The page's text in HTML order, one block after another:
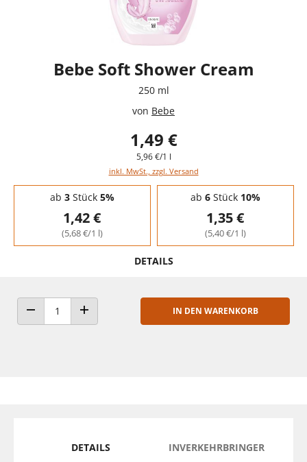
Bebe Soft Shower Cream
250 ml
von Bebe
1,49 €
5,96 €/1 l
inkl. MwSt., zzgl. Versand
Staffelpreise - Mengenrabatt
ab 3Stück 5%
1,42 €
(5,68 €/1 l)
ab 6Stück 10%
1,35 €
(5,40 €/1 l)
DETAILS
ANZAHL VERRINGERNANZAHL ERHÖHEN
IN DEN WARENKORB
DETAILS INVERKEHRBRINGER